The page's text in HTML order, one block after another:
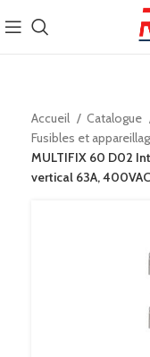
Accueil Catalogue
Fusibles et
MULTIFIX 60 D02
vertical 63A,